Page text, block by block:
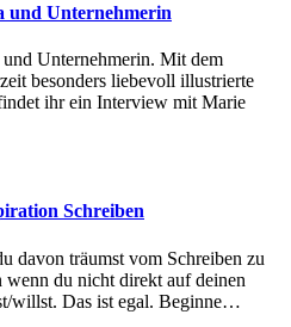
und Unternehmerin
besonders liebevoll illustrierte
ihr ein Interview mit Marie
Schreiben
wenn du nicht direkt auf deinen
willst. Das ist egal. Beginne…